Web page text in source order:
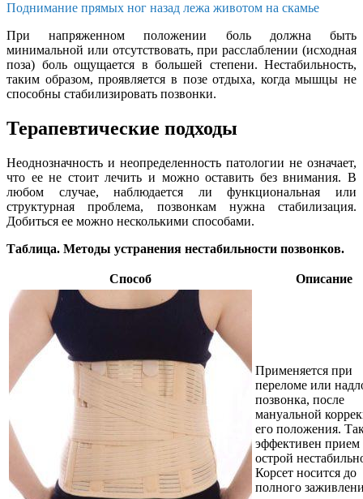
Поднимание прямых ног назад лежа животом на скамье
При напряженном положении боль должна быть
минимальной или отсутствовать, при расслаблении (исходная
поза) боль ощущается в большей степени. Нестабильность,
таким образом, проявляется в позе отдыха, когда мышцы не
способны стабилизировать позвонки.
Терапевтические подходы
Неоднозначность и неопределенность патологии не означает,
что ее не стоит лечить и можно оставить без внимания. В
любом случае, наблюдается ли функциональная или
структурная проблема, позвонкам нужна стабилизация.
Добиться ее можно несколькими способами.
Таблица. Методы устранения нестабильности позвонков.
Способ Описание
Применяется при
переломе или
позвонка, после
мануальной
его положения.
эффективен прием
острой
Корсет носится до
полного